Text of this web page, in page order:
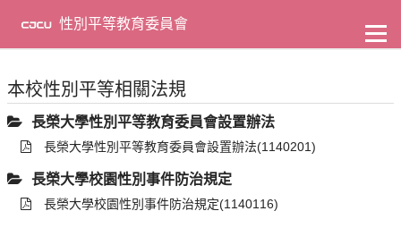
主
容
性別平等教育委員會
本校性別平等相關法規
長榮大學性別平等教育委員會設置辦法
長榮大學性別平等教育委員會設置辦法(1140201)
長榮大學校園性別事件防治規定
長榮大學校園性別事件防治規定(1140116)